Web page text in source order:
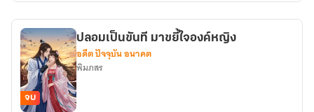
จบ
ปลอมเป็นขันที มาขยี้ใจองค์หญิง
อดีต ปัจจุบัน อนาคต
พิมภสร